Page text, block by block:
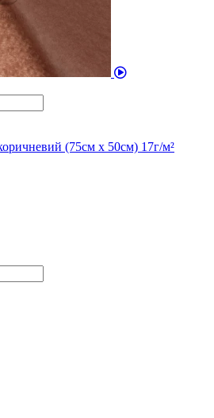
(75см х 50см) 17г/м²